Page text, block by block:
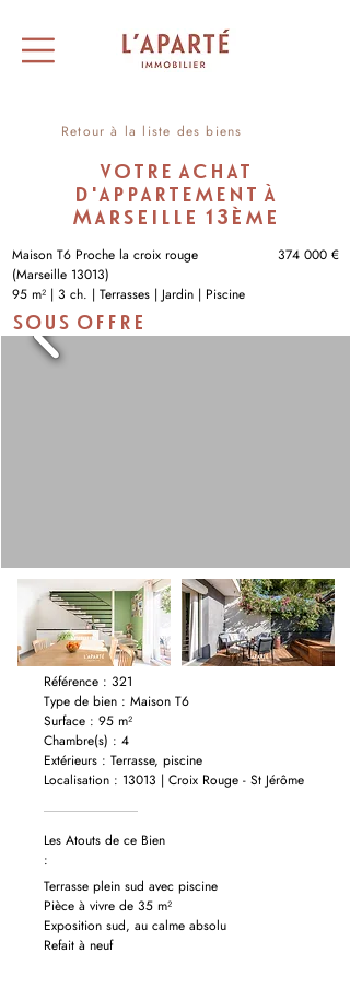
Retour à la liste des biens
VOTRE ACHAT
D'APPARTEMENT À
Marseille 13ème
Maison T6 Proche la croix rouge
(Marseille 13013)
95 m² | 3 ch. | Terrasses | Jardin | Piscine
374 000 €
SOUS OFFRE
Référence : 321
Type de bien : Maison T6
Surface : 95 m²
Chambre(s) : 4
Extérieurs : Terrasse, piscine
Localisation : 13013 | Croix Rouge - St Jérôme
Les Atouts de ce Bien
:
Terrasse plein sud avec piscine
Pièce à vivre de 35 m²
Exposition sud, au calme absolu
Refait à neuf